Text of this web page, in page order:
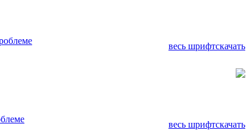
весь шрифтскачать
весь шрифтскачать